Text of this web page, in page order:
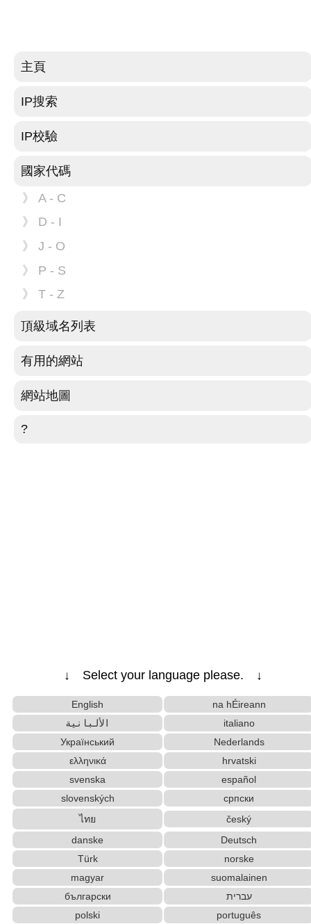
主頁
IP搜索
IP校驗
國家代碼
》 A - C
》 D - I
》 J - O
》 P - S
》 T - Z
頂級域名列表
有用的網站
網站地圖
?
↓ Select your language please. ↓
English
na hÉireann
الألبانية
italiano
Український
Nederlands
ελληνικά
hrvatski
svenska
español
slovenských
српски
ไทย
český
danske
Deutsch
Türk
norske
magyar
suomalainen
български
עברית
polski
português